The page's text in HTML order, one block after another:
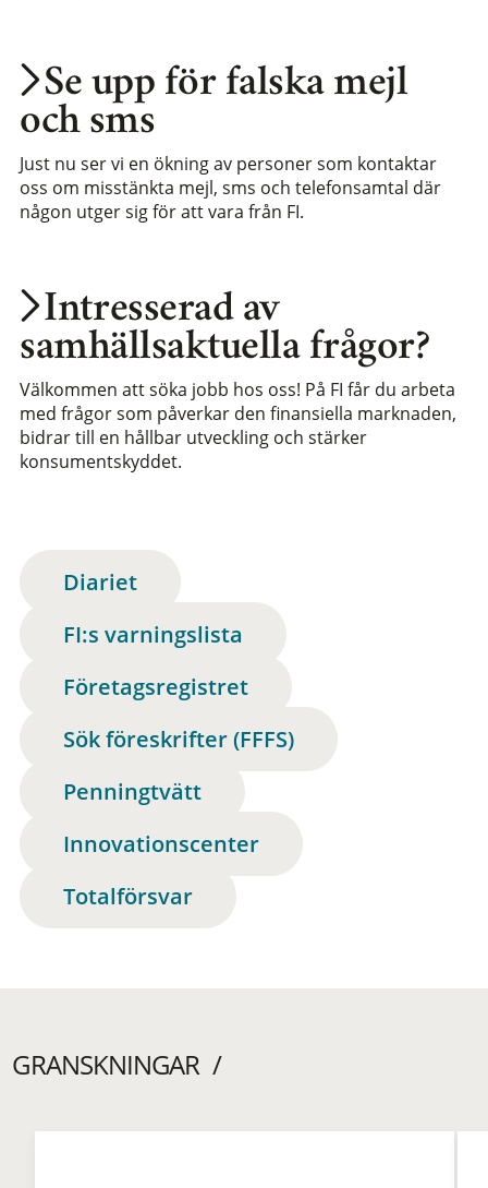
Intresserad av
samhällsaktuella frågor?
Välkommen att söka jobb hos oss! På FI får du arbeta
med frågor som påverkar den finansiella marknaden,
bidrar till en hållbar utveckling och stärker
konsumentskyddet.
Se upp för falska mejl
och sms
Just nu ser vi en ökning av personer som kontaktar
oss om misstänkta mejl, sms och telefonsamtal där
någon utger sig för att vara från FI.
Diariet
FI:s varningslista
Företagsregistret
Sök föreskrifter (FFFS)
Penningtvätt
Innovationscenter
Totalförsvar
GRANSKNINGAR